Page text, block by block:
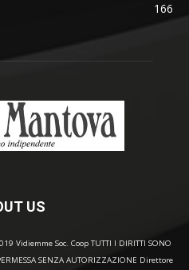
166
US
Vidiemme Soc. Coop TUTTI I DIRITTI SONO
SENZA AUTORIZZAZIONE Direttore